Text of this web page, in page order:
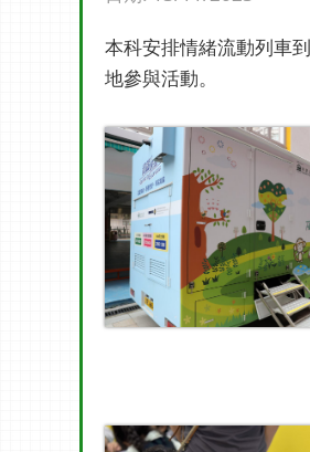
本科安排情緒流動列車
地參與活動。